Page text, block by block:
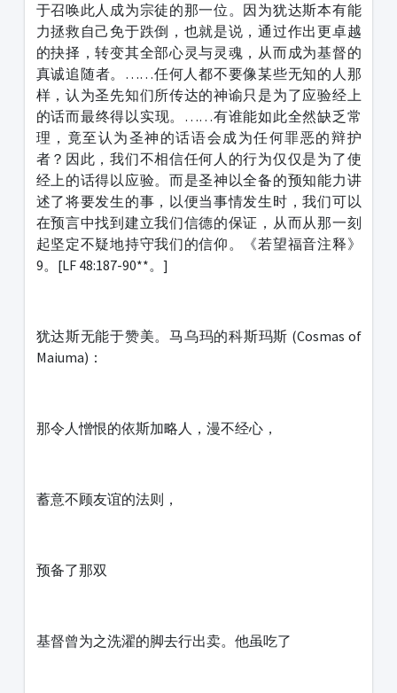
于召唤此人成为宗徒的那一位。因为犹达斯本有能
力拯救自己免于跌倒，也就是说，通过作出更卓越
的抉择，转变其全部心灵与灵魂，从而成为基督的
真诚追随者。……任何人都不要像某些无知的人那
样，认为圣先知们所传达的神谕只是为了应验经上
的话而最终得以实现。……有谁能如此全然缺乏常
理，竟至认为圣神的话语会成为任何罪恶的辩护
者？因此，我们不相信任何人的行为仅仅是为了使
经上的话得以应验。而是圣神以全备的预知能力讲
述了将要发生的事，以便当事情发生时，我们可以
在预言中找到建立我们信德的保证，从而从那一刻
起坚定不疑地持守我们的信仰。《若望福音注释》
9。[LF 48:187-90**。]
犹达斯无能于赞美。马乌玛的科斯玛斯 (Cosmas of
Maiuma)：
那令人憎恨的依斯加略人，漫不经心，
蓄意不顾友谊的法则，
预备了那双
基督曾为之洗濯的脚去行出卖。他虽吃了